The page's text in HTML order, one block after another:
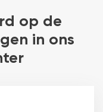
op de
in ons